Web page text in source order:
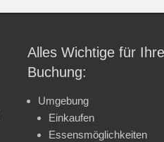
Alles Wichtige für Ihre
Buchung:
Umgebung
Einkaufen
Essensmöglichkeiten